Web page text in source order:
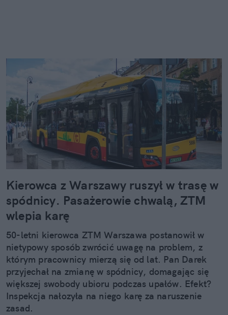
Kierowca z Warszawy ruszył w trasę w
spódnicy. Pasażerowie chwalą, ZTM
wlepia karę
50-letni kierowca ZTM Warszawa postanowił w
nietypowy sposób zwrócić uwagę na problem, z
którym pracownicy mierzą się od lat. Pan Darek
przyjechał na zmianę w spódnicy, domagając się
większej swobody ubioru podczas upałów. Efekt?
Inspekcja nałozyła na niego karę za naruszenie
zasad.